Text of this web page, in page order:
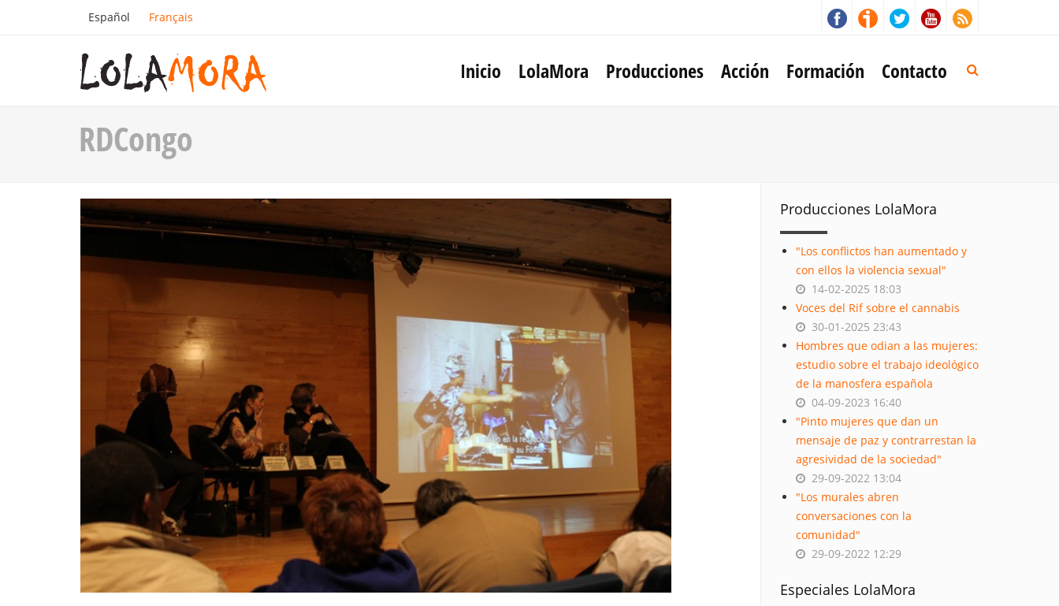
Español Français
Inicio LolaMora Producciones Acción Formación Contacto
RDCongo
Producciones LolaMora
"Los conflictos han aumentado y
con ellos la violencia sexual"
14-02-2025 18:03
Voces del Rif sobre el cannabis
30-01-2025 23:43
Hombres que odian a las mujeres:
estudio sobre el trabajo ideológico
de la manosfera española
04-09-2023 16:40
"Pinto mujeres que dan un
mensaje de paz y contrarrestan la
agresividad de la sociedad"
29-09-2022 13:04
"Los murales abren
conversaciones con la
comunidad"
29-09-2022 12:29
Especiales LolaMora